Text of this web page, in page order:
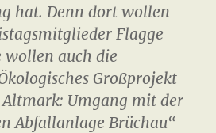
hat. Denn dort wollen
Flagge
wollen auch die
Großprojekt
Altmark: Umgang mit der
Abfallanlage Brüchau“